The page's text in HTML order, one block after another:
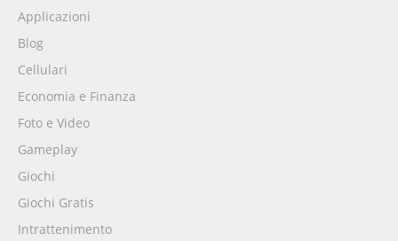
Applicazioni
Blog
Cellulari
Economia e Finanza
Foto e Video
Gameplay
Giochi
Giochi Gratis
Intrattenimento